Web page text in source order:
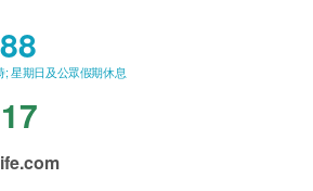
孩食用，主人們大可放心。
幼動物成長和發展的重要營養，
少，對於抑制炎症非常重要，尤
暴雨警告生效時，送貨服務時間將
相關貨品的供應情況再作最後確
康網購health.ESDlife有權拒絕接
會於送貨前透過電話或電郵通知顧
星期日及公眾假期休息